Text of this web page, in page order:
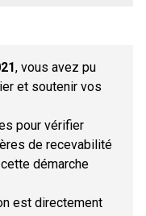
, vous avez pu
et soutenir vos
pour vérifier
de recevabilité
démarche
est directement